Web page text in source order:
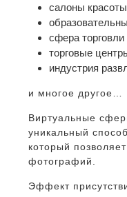
салоны
сфера торговли
торговые
индустрия
и многое другое…
Виртуальные
уникальный
который
фотографий.
Эффект